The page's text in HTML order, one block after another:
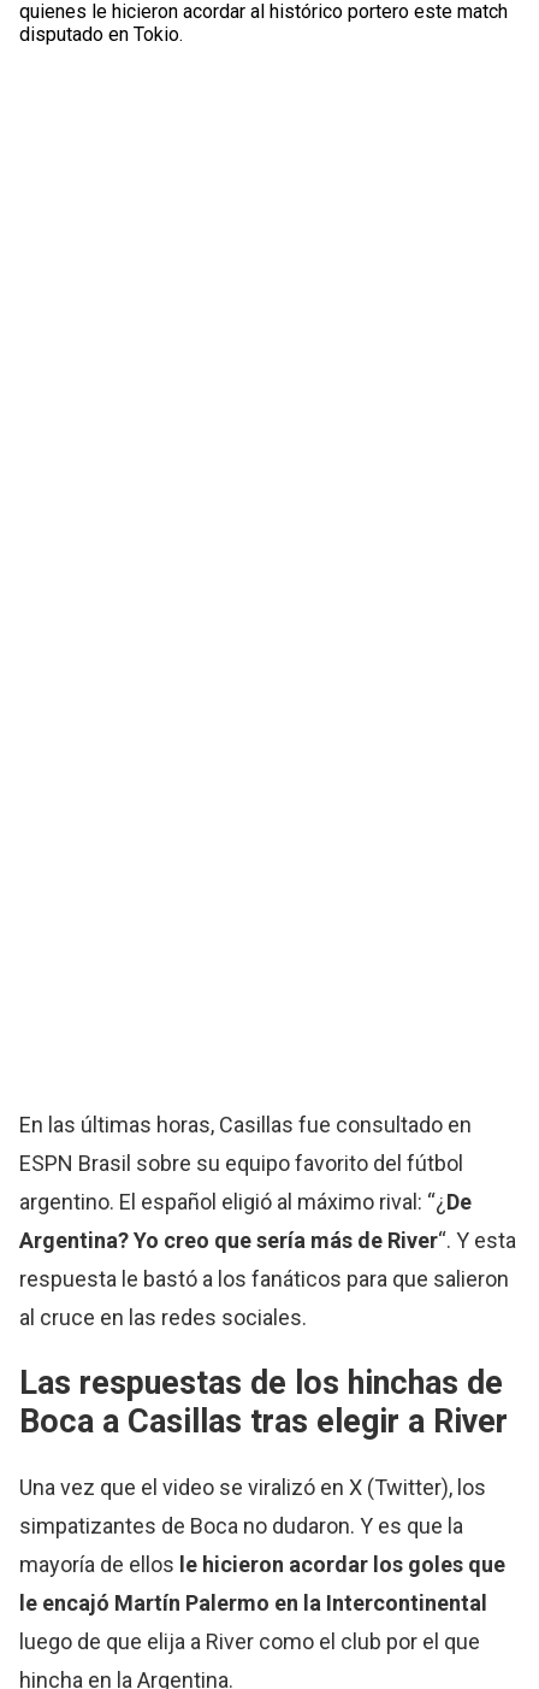
quienes le hicieron acordar al histórico portero este match
disputado en Tokio.
En las últimas horas, Casillas fue consultado en
ESPN Brasil sobre su equipo favorito del fútbol
argentino. El español eligió al máximo rival: “¿De
Argentina? Yo creo que sería más de River“. Y esta
respuesta le bastó a los fanáticos para que salieron
al cruce en las redes sociales.
Las respuestas de los hinchas de
Boca a Casillas tras elegir a River
Una vez que el video se viralizó en X (Twitter), los
simpatizantes de Boca no dudaron. Y es que la
mayoría de ellos le hicieron acordar los goles que
le encajó Martín Palermo en la Intercontinental
luego de que elija a River como el club por el que
hincha en la Argentina.